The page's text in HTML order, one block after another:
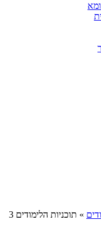
» תוכניות הלימודים 3